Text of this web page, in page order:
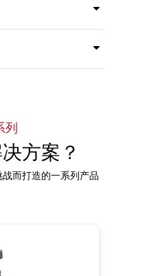
列
方案？
而打造的一系列产品